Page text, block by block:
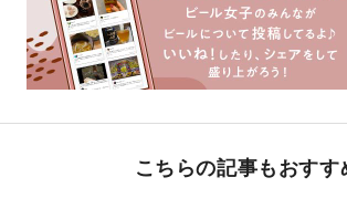
こちらの記事もおすす